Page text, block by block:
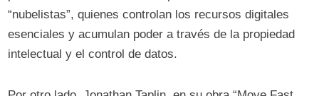
“nubelistas”, quienes controlan los recursos digitales
esenciales y acumulan poder a través de la propiedad
intelectual y el control de datos.